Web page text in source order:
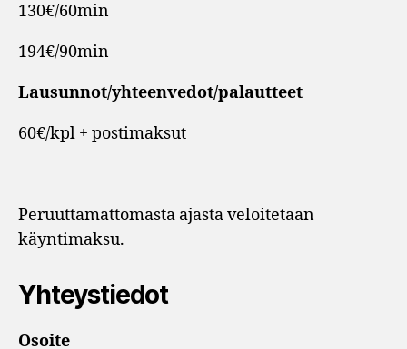
130€/60min
194€/90min
Lausunnot/yhteenvedot/palautteet
60€/kpl + postimaksut
Peruuttamattomasta ajasta veloitetaan
käyntimaksu.
Yhteystiedot
Osoite